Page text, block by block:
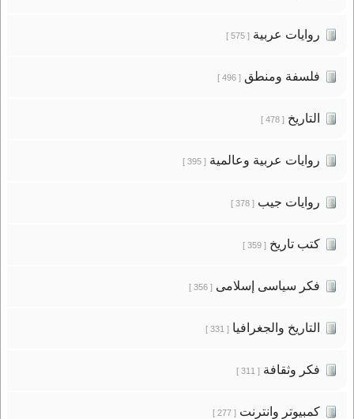
روايات عربية[ 575 ]
فلسفة ومنطق[ 496 ]
التاريخ[ 478 ]
روايات عربية وعالمية[ 395 ]
روايات جيب[ 378 ]
كتب تاريخ[ 359 ]
فكر سياسى إسلامى[ 356 ]
التاريخ والجغرافيا[ 331 ]
فكر وثقافة[ 311 ]
كمبيوتر وانترنت[ 277 ]